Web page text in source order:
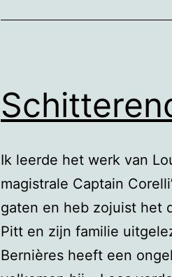
Ik leerde het werk van
magistrale Captain
gaten en heb zojuist het
Pitt en zijn familie
Bernières heeft een